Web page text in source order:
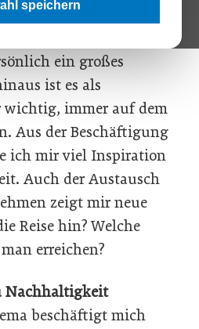
speichern
Ihr Antrieb für diese
ein großes
ist es als
wichtig, immer auf dem
Aus der Beschäftigung
ich mir viel Inspiration
Auch der Austausch
zeigt mir neue
Reise hin? Welche
erreichen?
Nachhaltigkeit
beschäftigt mich